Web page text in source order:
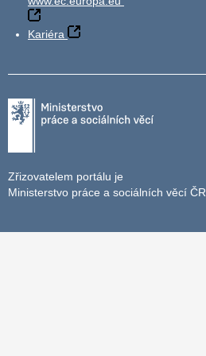
Kariéra
Zřizovatelem portálu je
Ministerstvo práce a sociálních věcí ČR